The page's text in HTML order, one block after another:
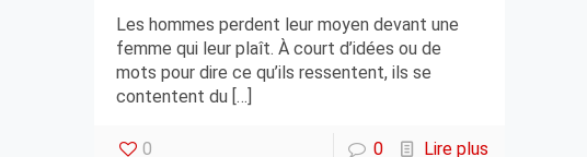
Les hommes perdent leur moyen devant une
femme qui leur plaît. À court d’idées ou de
mots pour dire ce qu’ils ressentent, ils se
contentent du […]
0 0 Lire plus